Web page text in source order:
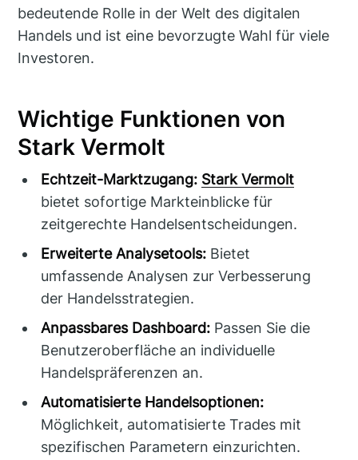
bedeutende Rolle in der Welt des digitalen
Handels und ist eine bevorzugte Wahl für viele
Investoren.
Wichtige Funktionen von
Stark Vermolt
Echtzeit-Marktzugang: Stark Vermolt
bietet sofortige Markteinblicke für
zeitgerechte Handelsentscheidungen.
Erweiterte Analysetools: Bietet
umfassende Analysen zur Verbesserung
der Handelsstrategien.
Anpassbares Dashboard: Passen Sie die
Benutzeroberfläche an individuelle
Handelspräferenzen an.
Automatisierte Handelsoptionen:
Möglichkeit, automatisierte Trades mit
spezifischen Parametern einzurichten.